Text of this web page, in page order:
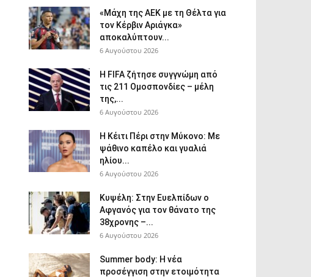
«Μάχη της ΑΕΚ με τη Θέλτα για
τον Κέρβιν Αριάγκα»
αποκαλύπτουν...
6 Αυγούστου 2026
Η FIFA ζήτησε συγγνώμη από
τις 211 Ομοσπονδίες – μέλη
της,...
6 Αυγούστου 2026
Η Κέιτι Πέρι στην Μύκονο: Με
ψάθινο καπέλο και γυαλιά
ηλίου...
6 Αυγούστου 2026
Κυψέλη: Στην Ευελπίδων ο
Αφγανός για τον θάνατο της
38χρονης –...
6 Αυγούστου 2026
Summer body: Η νέα
προσέγγιση στην ετοιμότητα